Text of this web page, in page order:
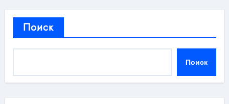
Поиск
Поиск